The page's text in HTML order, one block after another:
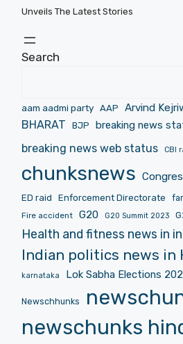
Unveils The Latest Stories
Search
aam aadmi party AAP Arvind
BHARAT BJP breaking news
breaking news web status CBI
chunksnews
ED raid
Enforcement Directorate
Fire accident G20 G20 Summit 2023
Health and fitness news in
Indian politics news in
karnataka Lok Sabha Elections
Newschhunks
newschunks